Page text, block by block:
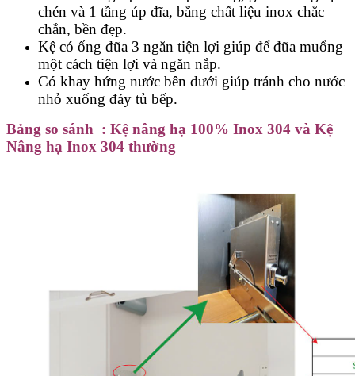
chén và 1 tầng úp đĩa, bằng chất liệu inox chắc
chắn, bền đẹp.
Kệ có ống đũa 3 ngăn tiện lợi giúp để đũa muổng
một cách tiện lợi và ngăn nắp.
Có khay hứng nước bên dưới giúp tránh cho nước
nhỏ xuống đáy tủ bếp.
Bảng so sánh : Kệ nâng hạ 100% Inox 304 và Kệ
Nâng hạ Inox 304 thường